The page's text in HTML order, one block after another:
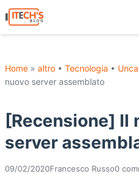
Home » altro • Tecnologia •
nuovo server assemblato
[Recensione] Il
server
09/02/2020Francesco Russo0